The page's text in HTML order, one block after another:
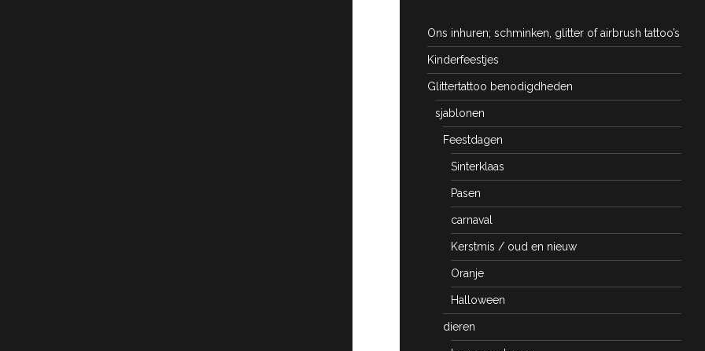
Ons inhuren; schminken, glitter of airbrush tattoo’s
Kinderfeestjes
Glittertattoo benodigdheden
sjablonen
Feestdagen
Sinterklaas
Pasen
carnaval
Kerstmis / oud en nieuw
Oranje
Halloween
dieren